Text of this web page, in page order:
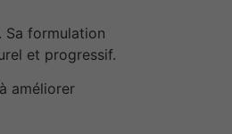
Sa formulation
et progressif.
améliorer